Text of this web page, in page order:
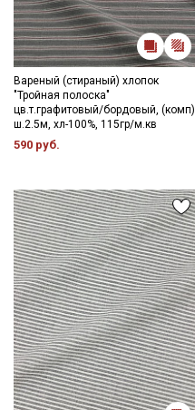
Вареный (стираный) хлопок
"Тройная полоска"
цв.т.графитовый/бордовый, (комп),
ш.2.5м, хл-100%, 115гр/м.кв
590 руб.